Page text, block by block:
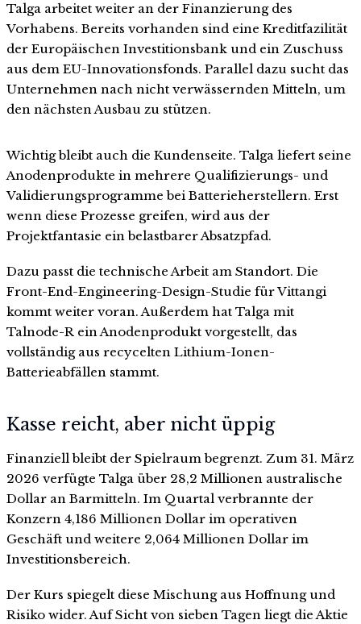
Talga arbeitet weiter an der Finanzierung des
Vorhabens. Bereits vorhanden sind eine Kreditfazilität
der Europäischen Investitionsbank und ein Zuschuss
aus dem EU-Innovationsfonds. Parallel dazu sucht das
Unternehmen nach nicht verwässernden Mitteln, um
den nächsten Ausbau zu stützen.
Wichtig bleibt auch die Kundenseite. Talga liefert seine
Anodenprodukte in mehrere Qualifizierungs- und
Validierungsprogramme bei Batterieherstellern. Erst
wenn diese Prozesse greifen, wird aus der
Projektfantasie ein belastbarer Absatzpfad.
Dazu passt die technische Arbeit am Standort. Die
Front-End-Engineering-Design-Studie für Vittangi
kommt weiter voran. Außerdem hat Talga mit
Talnode-R ein Anodenprodukt vorgestellt, das
vollständig aus recycelten Lithium-Ionen-
Batterieabfällen stammt.
Kasse reicht, aber nicht üppig
Finanziell bleibt der Spielraum begrenzt. Zum 31. März
2026 verfügte Talga über 28,2 Millionen australische
Dollar an Barmitteln. Im Quartal verbrannte der
Konzern 4,186 Millionen Dollar im operativen
Geschäft und weitere 2,064 Millionen Dollar im
Investitionsbereich.
Der Kurs spiegelt diese Mischung aus Hoffnung und
Risiko wider. Auf Sicht von sieben Tagen liegt die Aktie